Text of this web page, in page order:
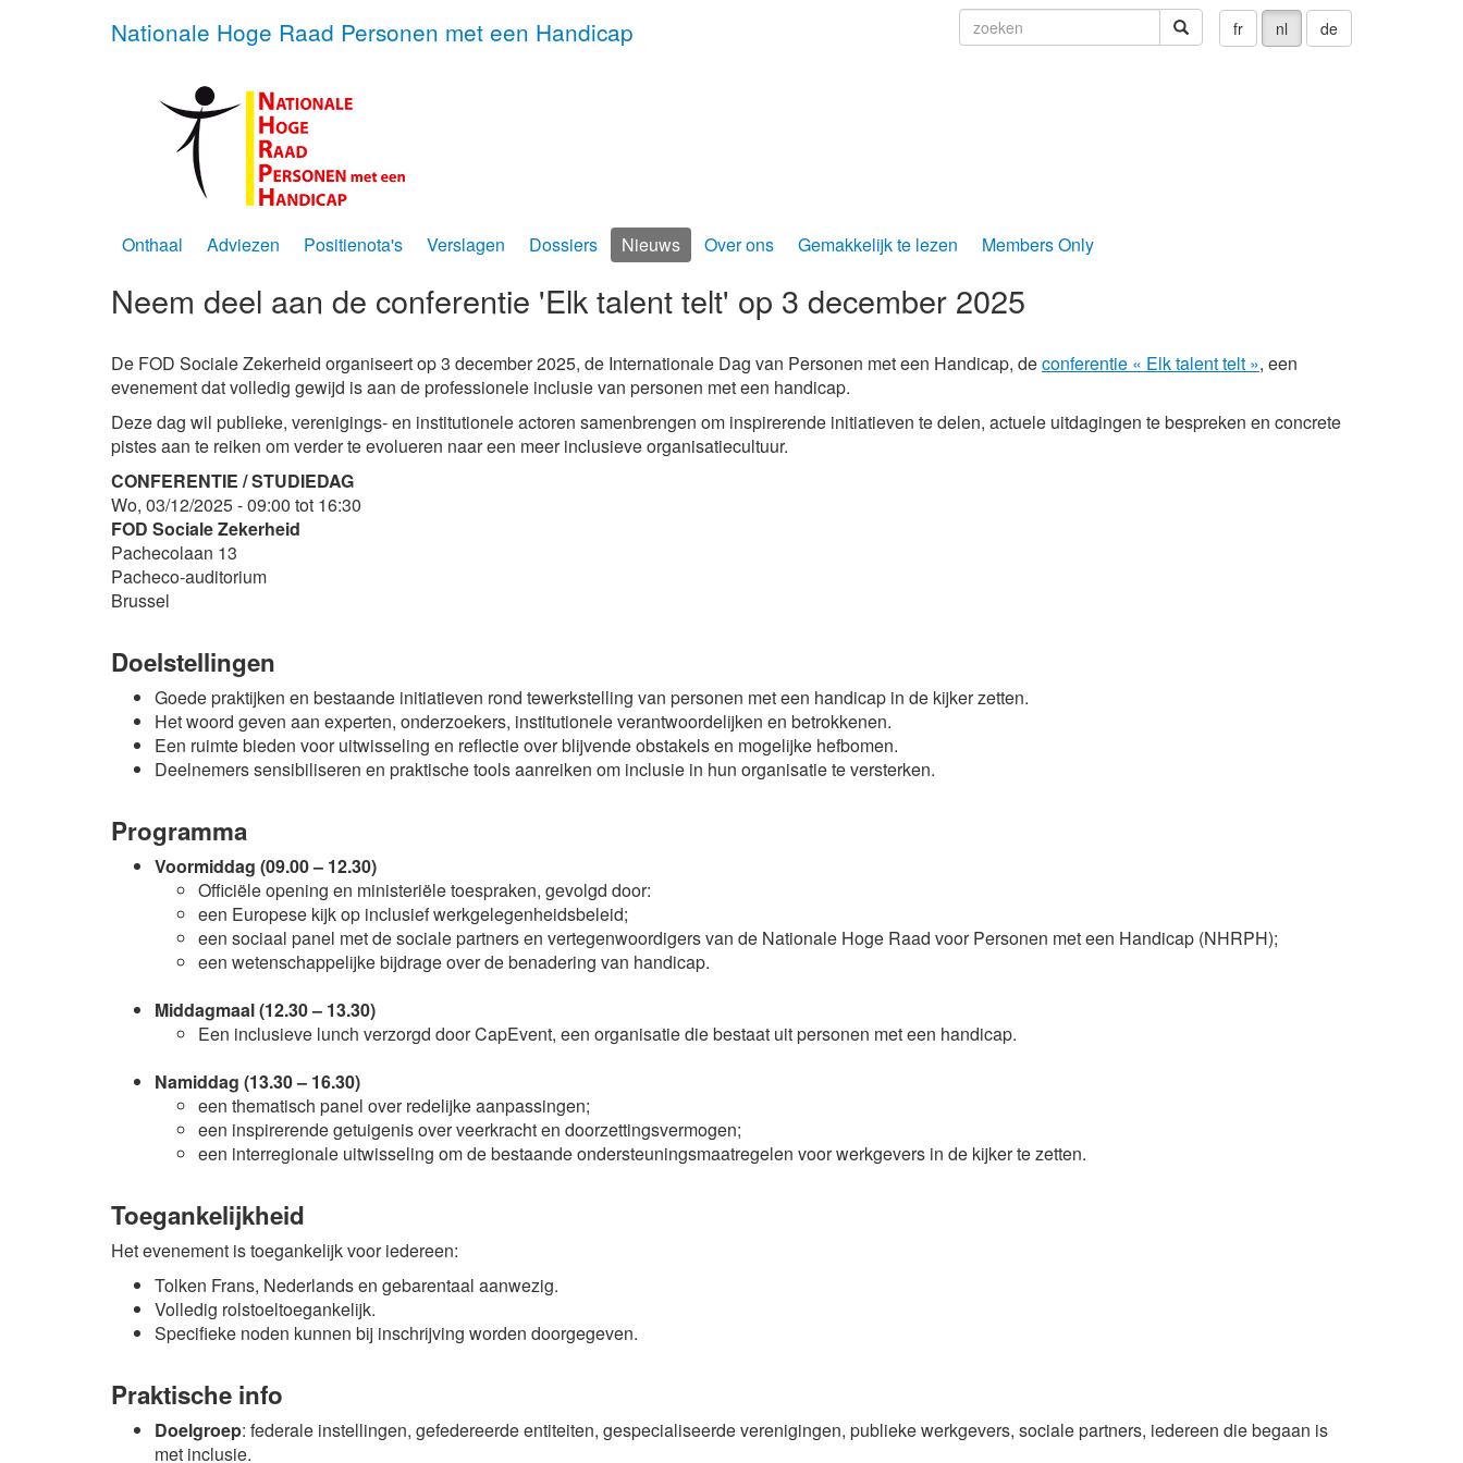
fr nl de
zoeken zoeken
Nationale Hoge Raad Personen met een Handicap
Onthaal Adviezen Positienota's Verslagen Dossiers Nieuws Over ons Gemakkelijk te lezen Members Only
Neem deel aan de conferentie 'Elk talent telt' op 3 december 2025
De FOD Sociale Zekerheid organiseert op 3 december 2025, de Internationale Dag van Personen met een Handicap, deconferentie « Elk talent telt », een
evenement dat volledig gewijd is aan de professionele inclusie van personen met een handicap.
Deze dag wil publieke, verenigings- en institutionele actoren samenbrengen om inspirerende initiatieven te delen, actuele uitdagingen te bespreken en concrete
pistes aan te reiken om verder te evolueren naar een meer inclusieve organisatiecultuur.
CONFERENTIE / STUDIEDAG
Wo, 03/12/2025 - 09:00 tot 16:30
FOD Sociale Zekerheid
Pachecolaan 13
Pacheco-auditorium
Brussel
Doelstellingen
Goede praktijken en bestaande initiatieven rond tewerkstelling van personen met een handicap in de kijker zetten.
Het woord geven aan experten, onderzoekers, institutionele verantwoordelijken en betrokkenen.
Een ruimte bieden voor uitwisseling en reflectie over blijvende obstakels en mogelijke hefbomen.
Deelnemers sensibiliseren en praktische tools aanreiken om inclusie in hun organisatie te versterken.
Programma
Voormiddag (09.00 – 12.30)
Officiële opening en ministeriële toespraken, gevolgd door:
een Europese kijk op inclusief werkgelegenheidsbeleid;
een sociaal panel met de sociale partners en vertegenwoordigers van de Nationale Hoge Raad voor Personen met een Handicap (NHRPH);
een wetenschappelijke bijdrage over de benadering van handicap.
Middagmaal (12.30 – 13.30)
Een inclusieve lunch verzorgd door CapEvent, een organisatie die bestaat uit personen met een handicap.
Namiddag (13.30 – 16.30)
een thematisch panel over redelijke aanpassingen;
een inspirerende getuigenis over veerkracht en doorzettingsvermogen;
een interregionale uitwisseling om de bestaande ondersteuningsmaatregelen voor werkgevers in de kijker te zetten.
Toegankelijkheid
Het evenement is toegankelijk voor iedereen:
Tolken Frans, Nederlands en gebarentaal aanwezig.
Volledig rolstoeltoegankelijk.
Specifieke noden kunnen bij inschrijving worden doorgegeven.
Praktische info
Doelgroep: federale instellingen, gefedereerde entiteiten, gespecialiseerde verenigingen, publieke werkgevers, sociale partners, iedereen die begaan is
met inclusie.